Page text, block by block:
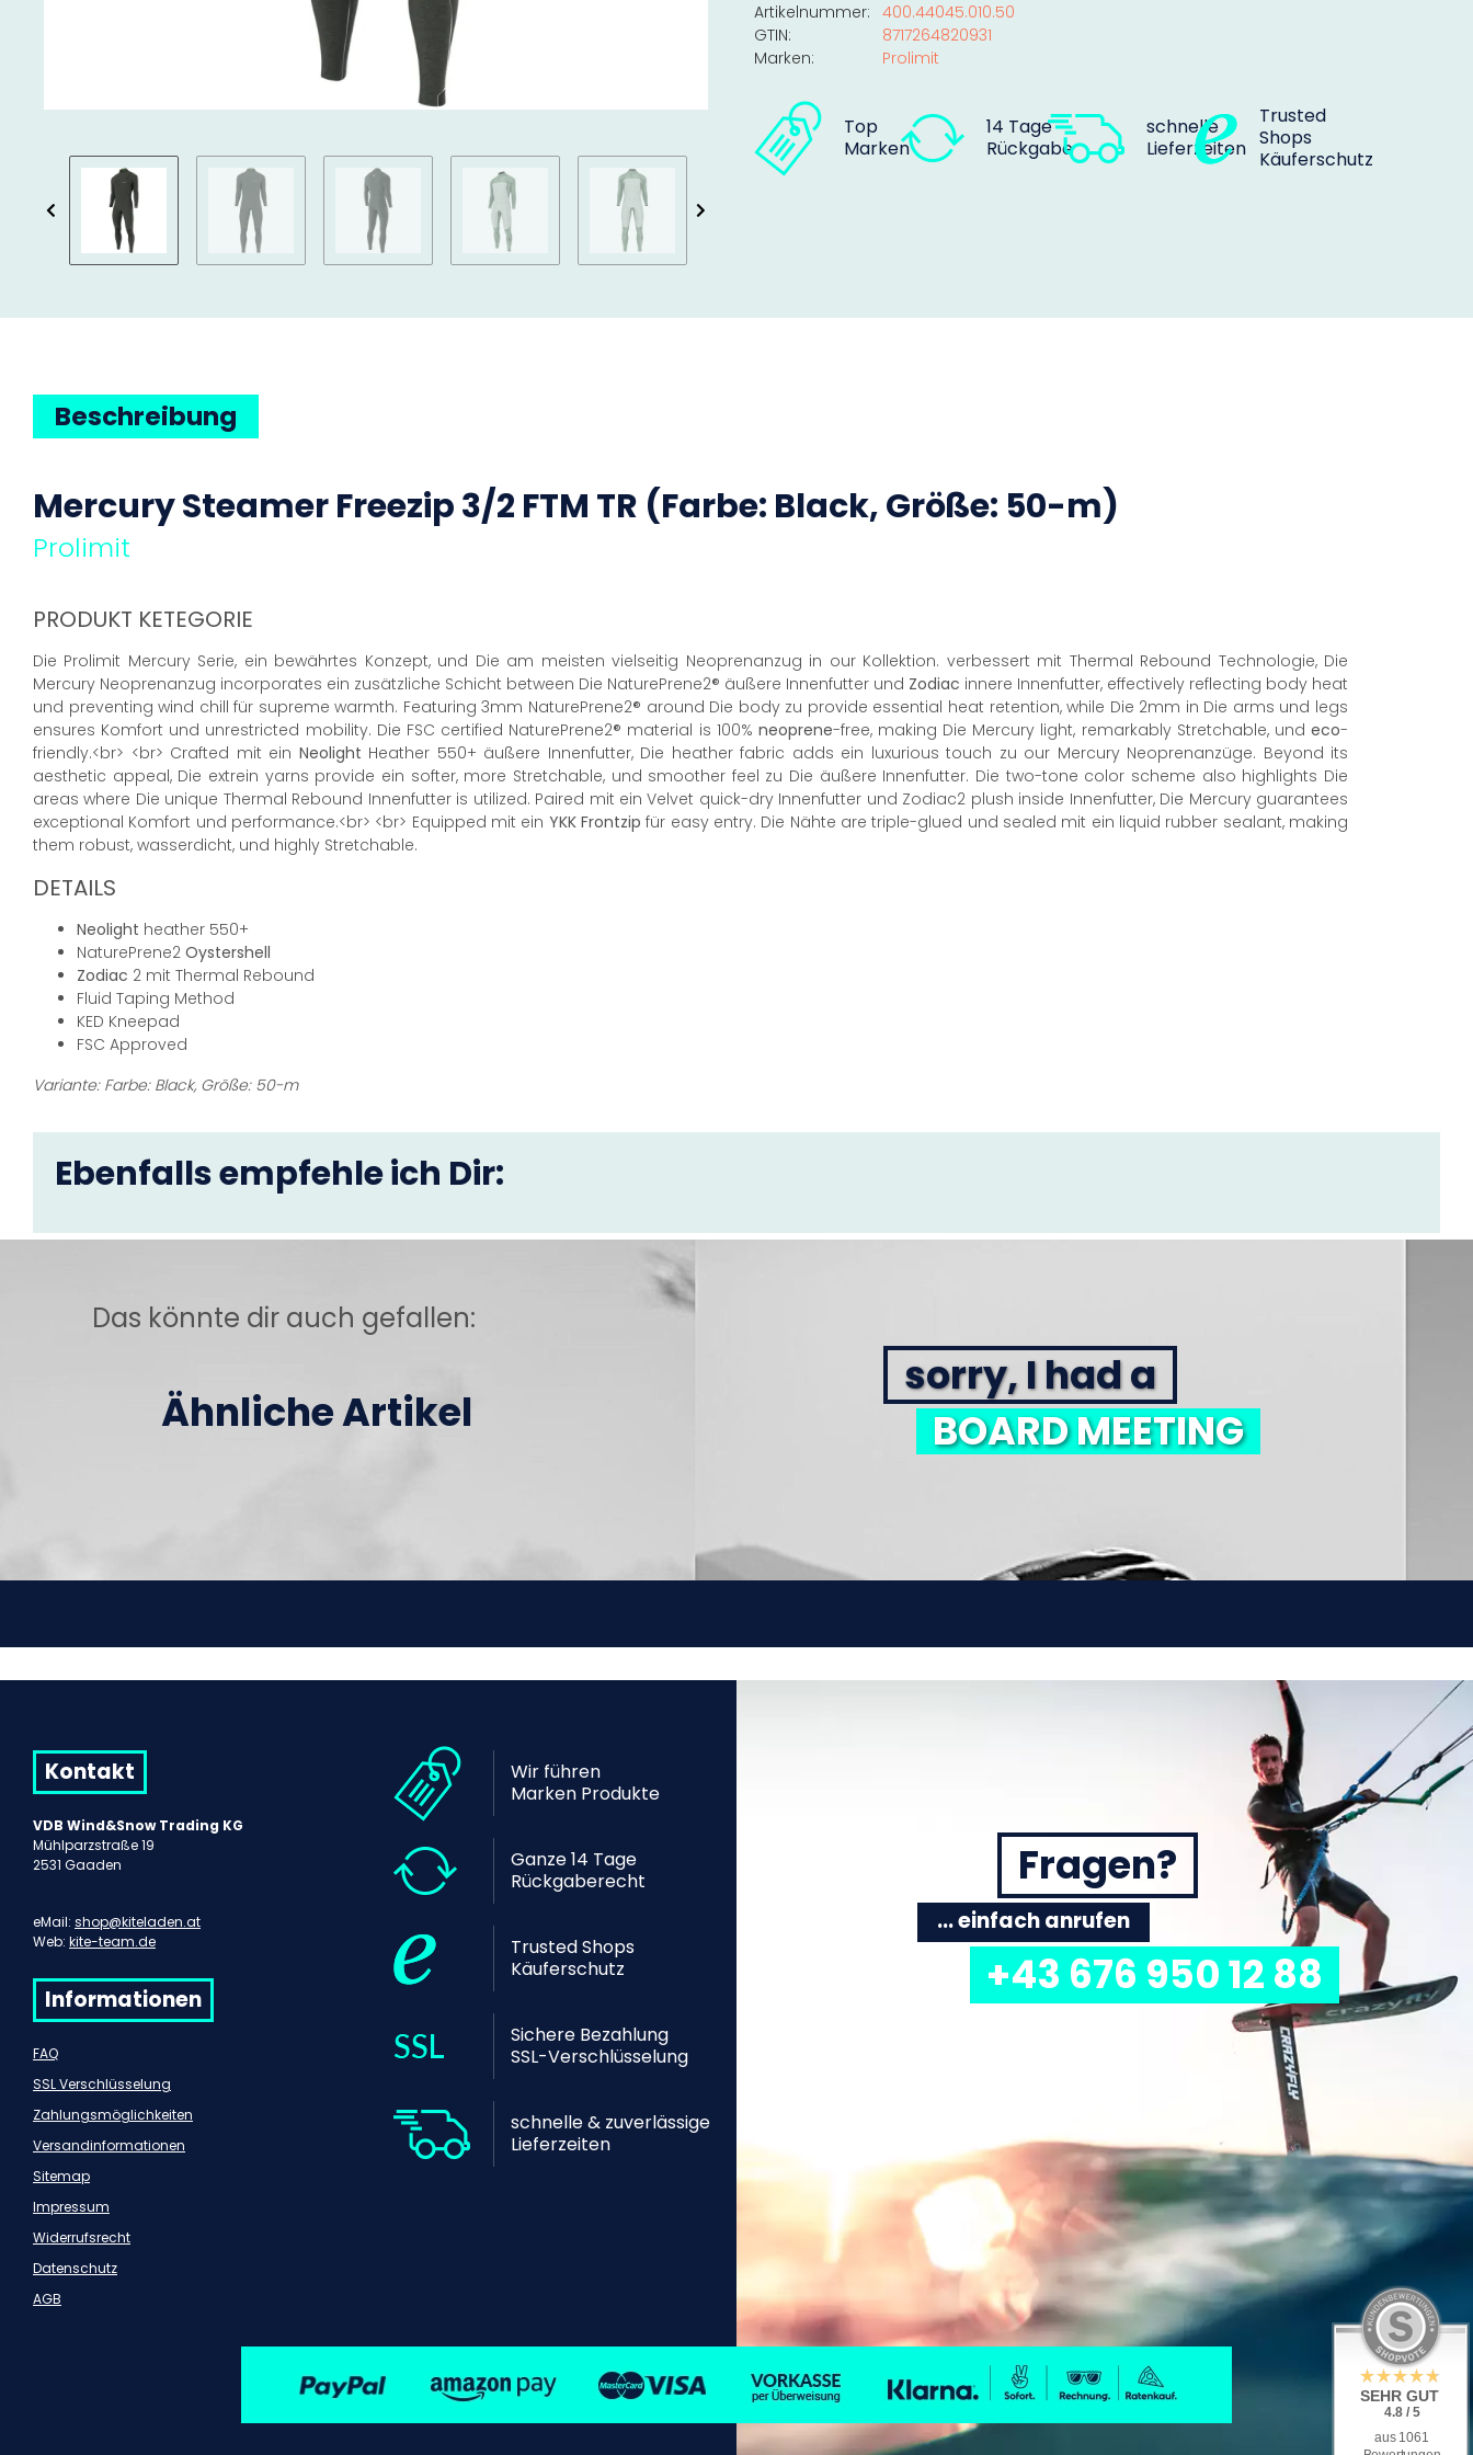
Artikelnummer: 400.44045.010.50
GTIN:
8717264820931
Marken:
Prolimit
Top
Marken
14 Tage
Rückgabe
schnelle
Lieferzeiten
Trusted
Shops
Käuferschutz
Beschreibung
Mercury SteamerFreezip3/2 FTM TR (Farbe: Black, Größe: 50-m)
Prolimit
PRODUKT KETEGORIE
Die Prolimit Mercury Serie, ein bewährtes Konzept, und Die am meisten vielseitig Neoprenanzug in our Kollektion. verbessert mit Thermal Rebound Technologie, Die
Mercury Neoprenanzug incorporates ein zusätzliche Schicht between Die NaturePrene2® äußere Innenfutter und Zodiac innere Innenfutter, effectively reflecting body heat
und preventing wind chill für supreme warmth. Featuring 3mm NaturePrene2® around Die body zu provide essential heat retention, while Die 2mm in Die arms und legs
ensures Komfort und unrestricted mobility. Die FSC certified NaturePrene2® material is 100% neoprene-free, making Die Mercury light, remarkably Stretchable, undeco-
friendly.<br> <br> Crafted mit ein Neolight Heather 550+ äußere Innenfutter, Die heather fabric adds ein luxurious touch zu our Mercury Neoprenanzüge. Beyond its
aesthetic appeal, Die extrein yarns provide ein softer, more Stretchable, und smoother feel zu Die äußere Innenfutter. Die two-tone color scheme also highlights Die
areas where Die unique Thermal Rebound Innenfutter is utilized. Paired mit ein Velvet quick-dry Innenfutter und Zodiac2 plush inside Innenfutter, Die Mercury guarantees
exceptional Komfort und performance.<br> <br> Equipped mit ein YKK Frontzip für easy entry. Die Nähte are triple-glued und sealed mit ein liquid rubber sealant, making
them robust, wasserdicht, und highly Stretchable.
DETAILS
Neolight heather 550+
NaturePrene2 Oystershell
Zodiac 2 mit Thermal Rebound
Fluid Taping Method
KED Kneepad
FSC Approved
Variante: Farbe: Black, Größe: 50-m
Ebenfalls empfehle ich Dir:
Das könnte dir auch gefallen:
Ähnliche Artikel
sorry, I had a
BOARD MEETING
Kontakt
VDB Wind&Snow Trading KG
Mühlparzstraße 19
2531 Gaaden
eMail: shop@kiteladen.at
Web: kite-team.de
Informationen
FAQ
SSL Verschlüsselung
Zahlungsmöglichkeiten
Versandinformationen
Sitemap
Impressum
Widerrufsrecht
Datenschutz
AGB
Wir führen
Marken Produkte
Ganze 14 Tage
Rückgaberecht
Trusted Shops
Käuferschutz
Sichere Bezahlung
SSL-Verschlüsselung
schnelle & zuverlässige
Lieferzeiten
Fragen?
... einfach anrufen
+43 676 950 12 88
SEHR GUT
4.8 / 5
aus 1061